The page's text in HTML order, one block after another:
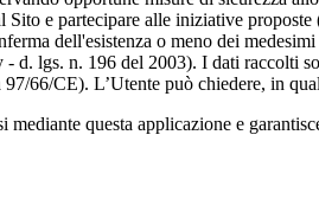
e partecipare alle iniziative
dell'esistenza o meno dei
lgs. n. 196 del 2003). I dati raccolti
66/CE). L’Utente può chiedere, in
questa applicazione e